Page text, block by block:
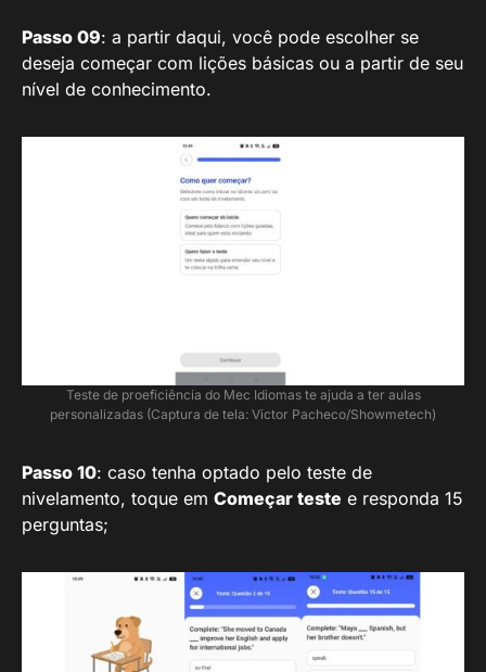
Passo 09: a partir daqui, você pode escolher se
deseja começar com lições básicas ou a partir de seu
nível de conhecimento.
Teste de proeficiência do Mec Idiomas te ajuda a ter aulas
personalizadas (Captura de tela: Victor Pacheco/Showmetech)
Passo 10: caso tenha optado pelo teste de
nivelamento, toque em Começar teste e responda 15
perguntas;